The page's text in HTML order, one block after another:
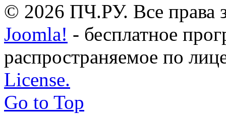
© 2026 ПЧ.РУ. Все права
Joomla! - бесплатное
распространяемое по
License.
Go to Top